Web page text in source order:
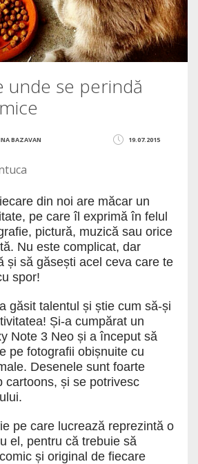
unde se perindă
19.07.2015
BAZAVAN
din noi are măcar un
pe care îl exprimă în felul
pictură, muzică sau orice
Nu este complicat, dar
și să găsești acel ceva care te
spor!
găsit talentul și știe cum să-și
Și-a cumpărat un
Note 3 Neo și a început să
pe fotografii obișnuite cu
Desenele sunt foarte
cartoons, și se potrivesc
pe care lucrează reprezintă o
el, pentru că trebuie să
și original de fiecare